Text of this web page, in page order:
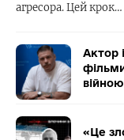
агресора. Цей крок…
Актор
«Це